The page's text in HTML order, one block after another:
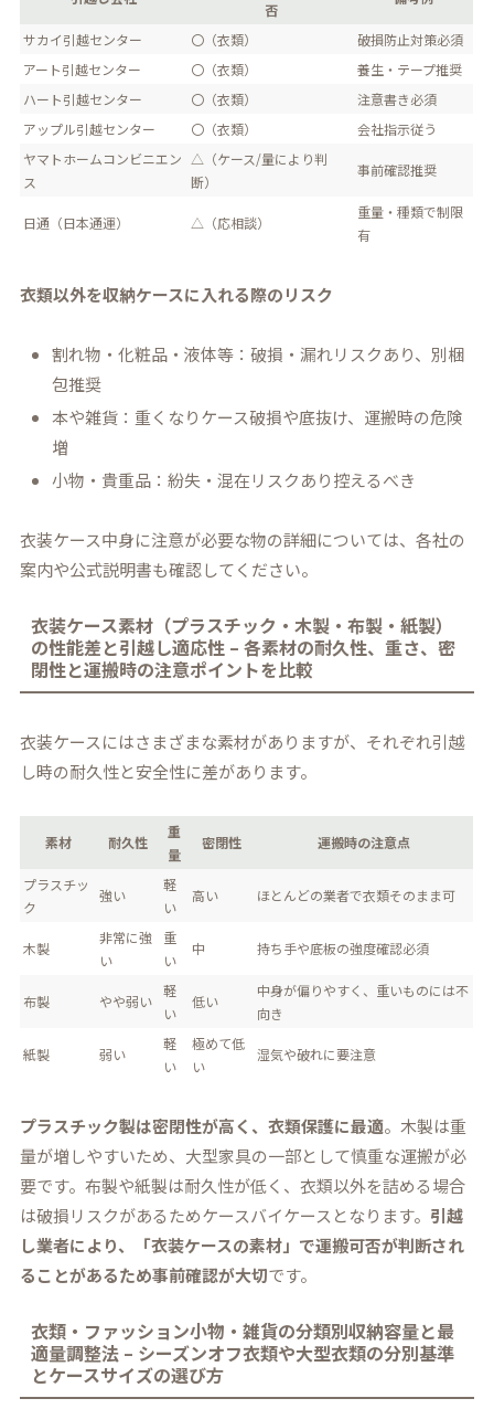
否
サカイ引越センター 〇（衣類）
破損防止対策必須
アート引越センター
〇（衣類）
養生・テープ推奨
ハート引越センター
〇（衣類）
注意書き必須
アップル引越センター
〇（衣類）
会社指示従う
ヤマトホームコンビニエン
ス
△（ケース/量により判
断）
事前確認推奨
日通（日本通運） △（応相談）
重量・種類で制限
有
衣類以外を収納ケースに入れる際のリスク
割れ物・化粧品・液体等：破損・漏れリスクあり、別梱
包推奨
本や雑貨：重くなりケース破損や底抜け、運搬時の危険
増
小物・貴重品：紛失・混在リスクあり控えるべき
衣装ケース中身に注意が必要な物の詳細については、各社の
案内や公式説明書も確認してください。
衣装ケース素材（プラスチック・木製・布製・紙製）
の性能差と引越し適応性 – 各素材の耐久性、重さ、密
閉性と運搬時の注意ポイントを比較
衣装ケースにはさまざまな素材がありますが、それぞれ引越
し時の耐久性と安全性に差があります。
素材 耐久性
重
量
密閉性 運搬時の注意点
プラスチッ
ク
強い
軽
い
高い ほとんどの業者で衣類そのまま可
木製
非常に強
い
重
い
中 持ち手や底板の強度確認必須
布製 やや弱い
軽
い
低い
中身が偏りやすく、重いものには不
向き
紙製 弱い
軽
い
極めて低
い
湿気や破れに要注意
プラスチック製は密閉性が高く、衣類保護に最適。木製は重
量が増しやすいため、大型家具の一部として慎重な運搬が必
要です。布製や紙製は耐久性が低く、衣類以外を詰める場合
は破損リスクがあるためケースバイケースとなります。 引越
し業者により、「衣装ケースの素材」で運搬可否が判断され
ることがあるため事前確認が大切です。
衣類・ファッション小物・雑貨の分類別収納容量と最
適量調整法 – シーズンオフ衣類や大型衣類の分別基準
とケースサイズの選び方